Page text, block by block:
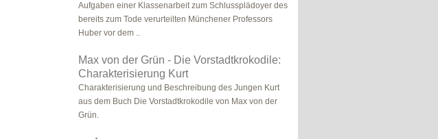
Aufgaben einer Klassenarbeit zum Schlussplädoyer des
bereits zum Tode verurteilten Münchener Professors
Huber vor dem ..
Max von der Grün - Die Vorstadtkrokodile:
Charakterisierung Kurt
Charakterisierung und Beschreibung des Jungen Kurt
aus dem Buch Die Vorstadtkrokodile von Max von der
Grün.